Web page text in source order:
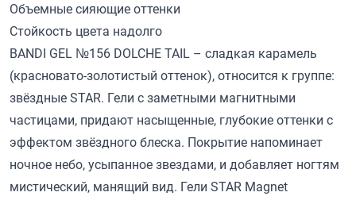
Объемные сияющие оттенки
Стойкость цвета надолго
BANDI GEL №156 DOLCHE TAIL – сладкая карамель
(красновато-золотистый оттенок), относится к группе:
звёздные STAR. Гели с заметными магнитными
частицами, придают насыщенные, глубокие оттенки с
эффектом звёздного блеска. Покрытие напоминает
ночное небо, усыпанное звездами, и добавляет ногтям
мистический, манящий вид. Гели STAR Magnet